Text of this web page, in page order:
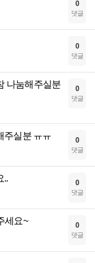
0
댓글
0
댓글
나눔해주실분
0
댓글
주실분 ㅠㅠ 0
댓글
.. 0
댓글
세요~ 0
댓글